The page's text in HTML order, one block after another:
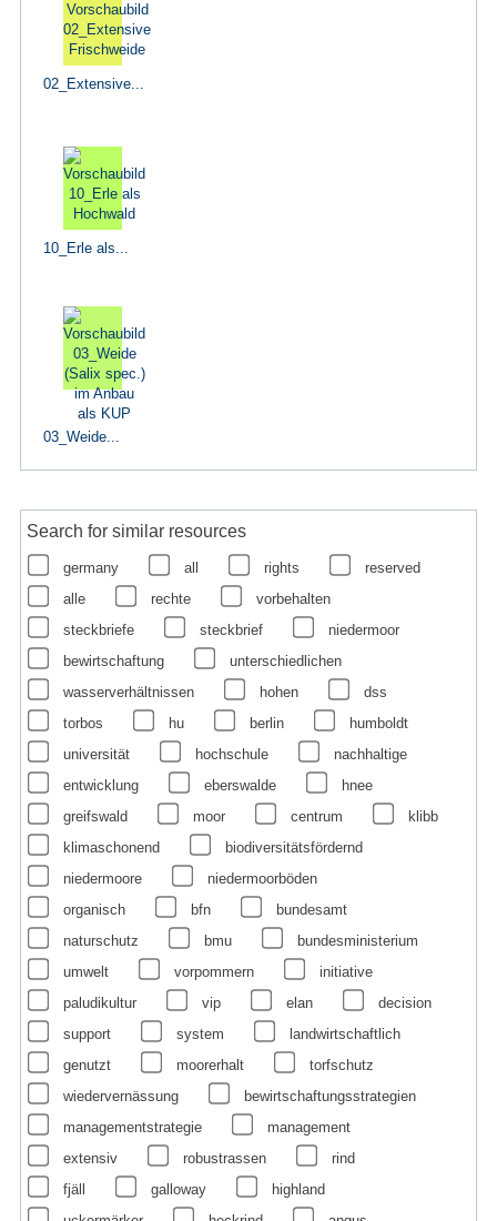
02_Extensive...
10_Erle als...
03_Weide...
Search for similar resources
germany all rights
reserved
alle
rechte
vorbehalten
steckbriefe
steckbrief
niedermoor
bewirtschaftung
unterschiedlichen
wasserverhältnissen
hohen
dss
torbos
hu berlin
humboldt
universität
hochschule
nachhaltige
entwicklung
eberswalde
hnee
greifswald
moor centrum
klibb
klimaschonend
biodiversitätsfördernd
niedermoore
niedermoorböden
organisch
bfn
bundesamt
naturschutz
bmu
bundesministerium
umwelt
vorpommern
initiative
paludikultur
vip elan
decision
support
system
landwirtschaftlich
genutzt
moorerhalt
torfschutz
wiedervernässung
bewirtschaftungsstrategien
managementstrategie
management
extensiv
robustrassen
rind
fjäll
galloway
highland